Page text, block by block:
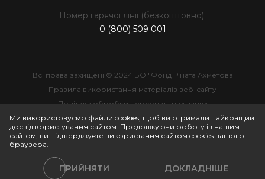
Номер гарячої лінії (безкоштовно):
0 (800) 509 001
Всі права захищені © 2024 БО "Фонд Ріната Ахметова
Правила використання матеріалів веб-сайту
Політика обробки персональних даних
Інтелектуальна власність
Ми використовуємо файли cookies, щоб ви отримали найкращий
досвід користування сайтом. Продовжуючи роботу із нашим
сайтом, ви підтверджуєте використання сайтом cookies вашого
браузера.
ПРИЙНЯТИ ДОКЛАДНІШЕ
Політики сайту